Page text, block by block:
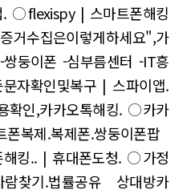
○flexispy | 스마트폰해킹
거수집은이렇게하세요",가
둥이폰 -심부름센터 -IT흥
자확인및복구 | 스파이앱.
확인,카카오톡해킹. ○카카
폰복제.복제폰.쌍둥이폰팝
킹.. | 휴대폰도청. ○가정
람찾기.법률공유 상대방카